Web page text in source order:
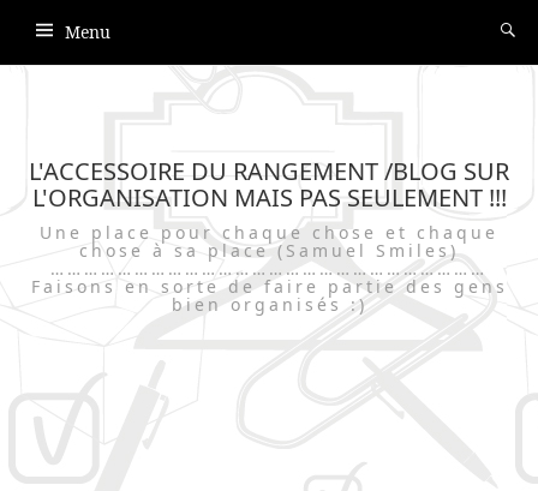
Menu
L'ACCESSOIRE DU RANGEMENT /BLOG SUR
L'ORGANISATION MAIS PAS SEULEMENT !!!
Une place pour chaque chose et chaque
chose à sa place (Samuel Smiles)
……………………………………………………………………
Faisons en sorte de faire partie des gens
bien organisés :)